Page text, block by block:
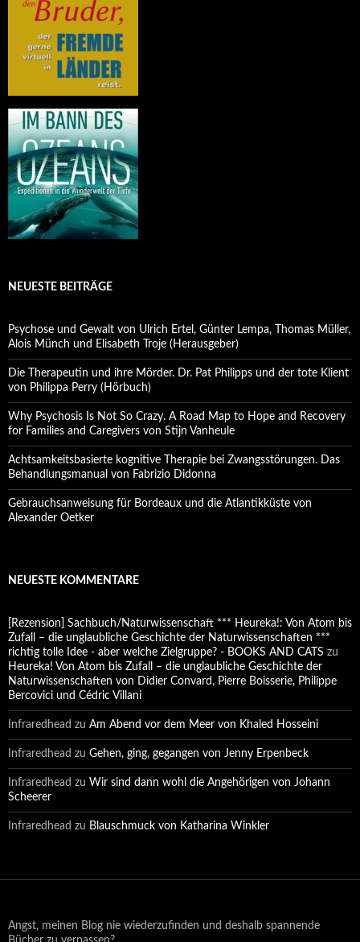
NEUESTE BEITRÄGE
Psychose und Gewalt von Ulrich Ertel, Günter Lempa, Thomas Müller,
Alois Münch und Elisabeth Troje (Herausgeber)
Die Therapeutin und ihre Mörder. Dr. Pat Philipps und der tote Klient
von Philippa Perry (Hörbuch)
Why Psychosis Is Not So Crazy. A Road Map to Hope and Recovery
for Families and Caregivers von Stijn Vanheule
Achtsamkeitsbasierte kognitive Therapie bei Zwangsstörungen. Das
Behandlungsmanual von Fabrizio Didonna
Gebrauchsanweisung für Bordeaux und die Atlantikküste von
Alexander Oetker
NEUESTE KOMMENTARE
[Rezension] Sachbuch/Naturwissenschaft *** Heureka!: Von Atom bis
Zufall – die unglaubliche Geschichte der Naturwissenschaften ***
richtig tolle Idee - aber welche Zielgruppe? - BOOKS AND CATS zu
Heureka! Von Atom bis Zufall – die unglaubliche Geschichte der
Naturwissenschaften von Didier Convard, Pierre Boisserie, Philippe
Bercovici und Cédric Villani
Infraredhead zu Am Abend vor dem Meer von Khaled Hosseini
Infraredhead zu Gehen, ging, gegangen von Jenny Erpenbeck
Infraredhead zu Wir sind dann wohl die Angehörigen von Johann
Scheerer
Infraredhead zu Blauschmuck von Katharina Winkler
Angst, meinen Blog nie wiederzufinden und deshalb spannende